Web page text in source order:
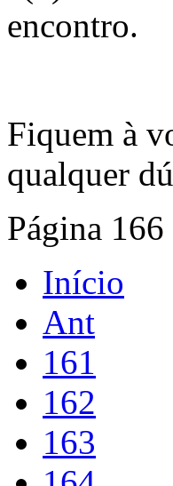
encontro.
Fiquem à
qualquer
Página
Início
Ant
161
162
163